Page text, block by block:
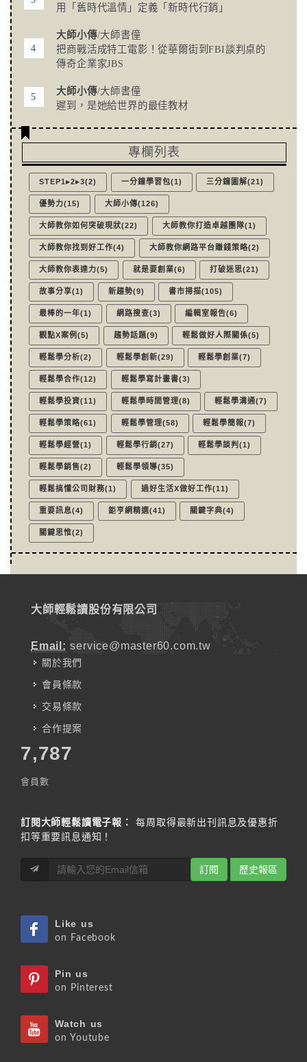
用「舊時代溫情」定義「新時代行銷」
大師小傳/大師書僮
把商戰活成特工電影！從華爾街到FBI談判桌的
傳奇企業家JBS
大師小傳/大師書僮
遲到，是她給世界的最佳教材
專欄列表
STEP1▸2▸3(2) 一分鐘學習包(1) 三分鐘圖解(21)
優勢力(15) 大師小傳(126)
大師教你如何突破現狀(22) 大師教你打造卓越團隊(1)
大師教你找到好工作(4) 大師教你網路平台賺錢策略(2)
大師教你表達力(5) 就是要創業(6) 打破迷思(21)
故事分享(1) 新趨勢(9) 書市掃描(105)
最棒的一年(1) 網路搜查(3) 編輯室報告(6)
觀點X案例(5) 趨勢話題(9) 輕鬆做好人際關係(5)
輕鬆學分析(2) 輕鬆學創新(29) 輕鬆學創業(7)
輕鬆學合作(12) 輕鬆學寫計畫書(3)
輕鬆學投資(11) 輕鬆學時間管理(8) 輕鬆學溝通(7)
輕鬆學策略(61) 輕鬆學管理(58) 輕鬆學簡報(7)
輕鬆學經營(1) 輕鬆學行銷(27) 輕鬆學談判(1)
輕鬆學銷售(2) 輕鬆學領導(35)
輕鬆搞懂公司財務(1) 過好生活X做好工作(11)
重要訊息(4) 鉅亨網精選(41) 關鍵字典(4)
關鍵思惟(2)
大師輕鬆讀股份有限公司
Email: service@master60.com.tw
關於我們
會員條款
交易條款
合作提案
7,787
會員數
訂閱大師輕鬆讀電子報：
每周取得最新出刊訊息及優惠折
扣等重要訊息通知！
訂閱 歷史報區
Like us
on Facebook
Pin us
on Pinterest
Watch us
on Youtube